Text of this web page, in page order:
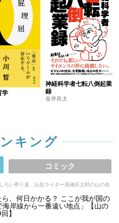
学
神経科学者七転八倒起業
録
金井良太
キング
コミック
ろい寄り道 山岳ライター高橋庄太郎の山の名
、何日かかる？ ここが我が国の
海岸線から一番遠い地点」【山の
】